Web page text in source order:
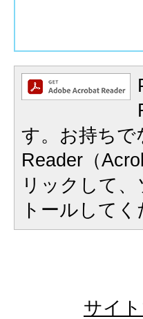
す。お持ちで
Reader（
リックして
トールしてく
サイ